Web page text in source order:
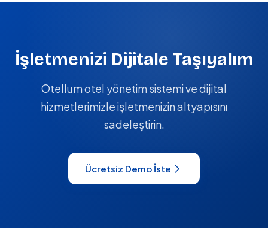
İşletmenizi Dijitale Taşıyalım
Otellum otel yönetim sistemi ve dijital
hizmetlerimizle işletmenizin altyapısını
sadeleştirin.
Ücretsiz Demo İste